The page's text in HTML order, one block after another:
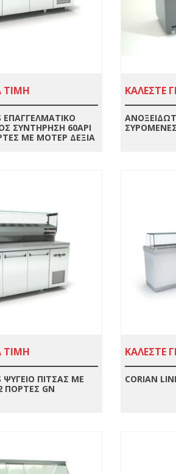
ΤΙΜΗ
ΕΠΑΓΓΕΛΜΑΤΙΚΟ
ΣΥΝΤΗΡΗΣΗ 60ΑΡΙ
ΜΕ ΜΟΤΕΡ ΔΕΞΙΑ
ΚΑΛΕΣΤΕ
ΤΙΜΗ
ΨΥΓΕΙΟ ΠΙΤΣΑΣ ΜΕ
ΠΟΡΤΕΣ GN
ΚΑΛΕΣΤΕ
CORIAN